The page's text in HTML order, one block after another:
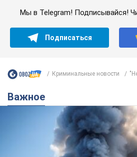
Мы в Telegram! Подписывайся!
Подписаться
Криминальные новости
Важное